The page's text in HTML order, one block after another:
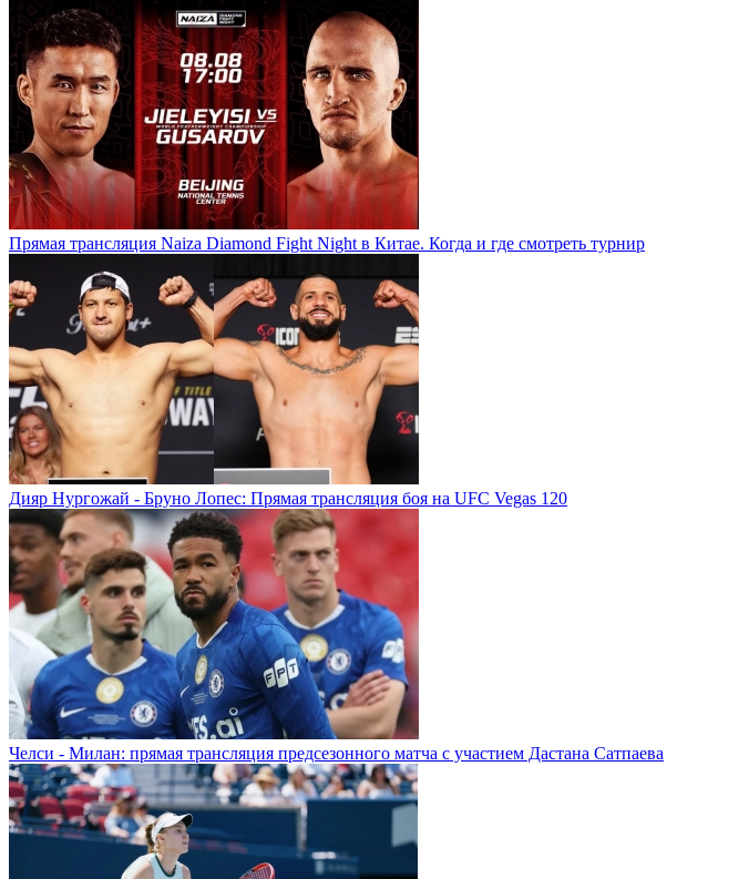
Прямая трансляция Naiza Diamond Fight Night в Китае. Когда и где смотреть турнир
Дияр Нургожай - Бруно Лопес: Прямая трансляция боя на UFC Vegas 120
Челси - Милан: прямая трансляция предсезонного матча с участием Дастана Сатпаева